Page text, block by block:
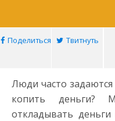
Поделиться Твитнуть
Люди часто
копить деньги?
откладывать